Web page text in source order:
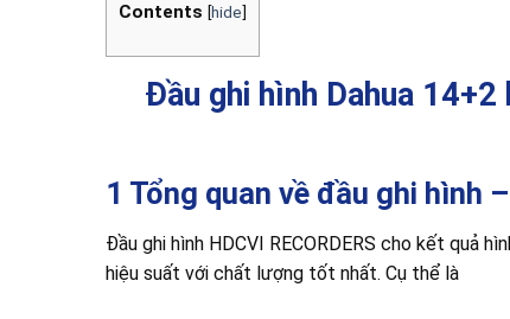
Contents [hide]
Đầu ghi hình Dahua
1 Tổng quan về đầu ghi hình
Đầu ghi hình HDCVI RECORDERS cho kết quả
hiệu suất với chất lượng tốt nhất. Cụ thể là